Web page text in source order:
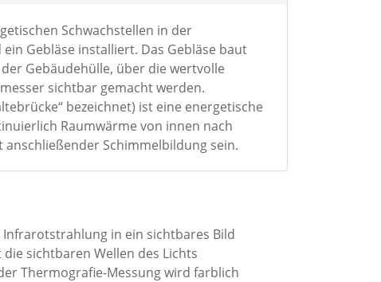
Schwachstellen in der
Gebläse installiert. Das Gebläse baut
Gebäudehülle, über die wertvolle
sichtbar gemacht werden.
bezeichnet) ist eine energetische
Raumwärme von innen nach
Schimmelbildung sein.
in ein sichtbares Bild
sichtbaren Wellen des Lichts
Thermografie-Messung wird farblich